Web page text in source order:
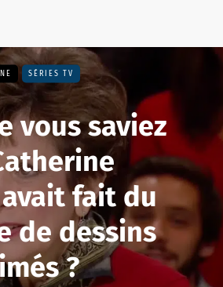
SÉRIES TV
vous saviez
fait du
de dessins
?